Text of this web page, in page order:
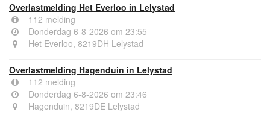
Overlastmelding Het Everloo in Lelystad
112 melding
Donderdag 6-8-2026 om 23:55
Het Everloo, 8219DH Lelystad
Overlastmelding Hagenduin in Lelystad
112 melding
Donderdag 6-8-2026 om 23:46
Hagenduin, 8219DE Lelystad